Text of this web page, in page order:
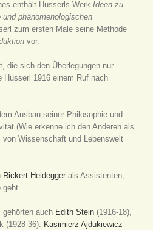
enthält Husserls Werk Ideen zu
phänomenologischen
zum ersten Male seine Methode
vor.
die sich den Überlegungen nur
1916 einem Ruf nach
Ausbau seiner Philosophie und
(Wie erkenne ich den Anderen als
Wissenschaft und Lebenswelt
Rickert Heidegger als Assistenten,
auch Edith Stein (1916-18),
(1928-36).
Kasimierz Ajdukiewicz